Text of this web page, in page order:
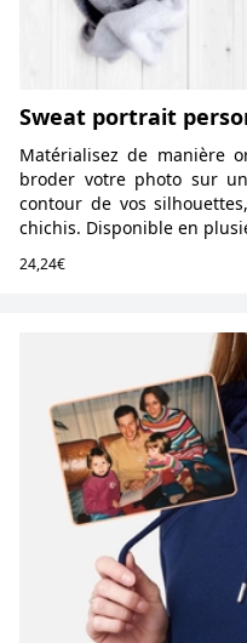
Sweat portrait
Matérialisez de manière
broder votre photo sur
contour de vos
chichis. Disponible en
24,24€